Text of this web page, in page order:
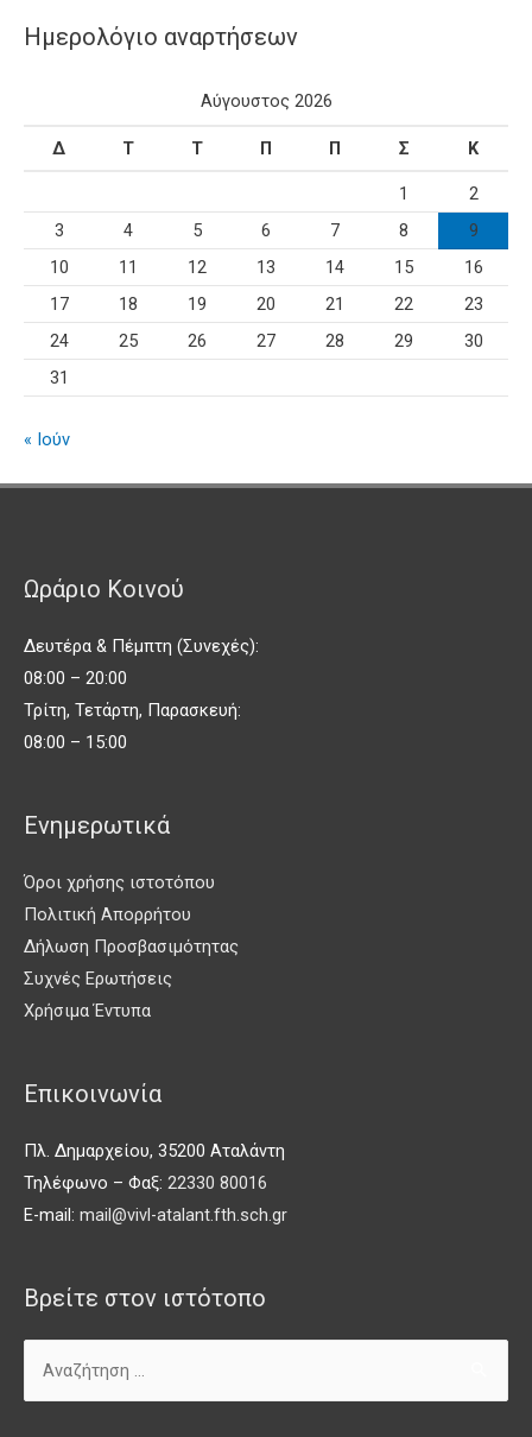
Ημερολόγιο αναρτήσεων
Αύγουστος 2026
Δ Τ Τ Π Π Σ Κ
1
2
3
4 5 6 7 8
9
10
11 12 13 14 15
16
17
18 19 20 21 22
23
24
25 26 27 28 29
30
31
« Ιούν
Ωράριο Κοινού
Δευτέρα & Πέμπτη (Συνεχές):
08:00 – 20:00
Τρίτη, Τετάρτη, Παρασκευή:
08:00 – 15:00
Ενημερωτικά
Όροι χρήσης ιστοτόπου
Πολιτική Απορρήτου
Δήλωση Προσβασιμότητας
Συχνές Ερωτήσεις
Χρήσιμα Έντυπα
Επικοινωνία
Πλ. Δημαρχείου, 35200 Αταλάντη
Τηλέφωνο – Φαξ: 22330 80016
E-mail: mail@vivl-atalant.fth.sch.gr
Βρείτε στον ιστότοπο